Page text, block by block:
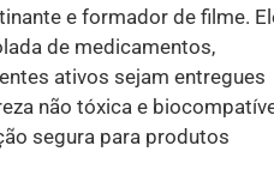
e formador de filme.
de medicamentos,
ativos sejam entregues
não tóxica e
segura para produtos